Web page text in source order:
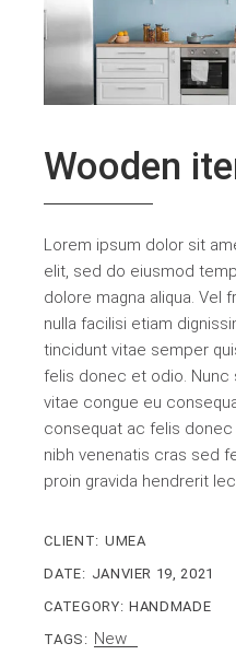
Wooden
Lorem ipsum dolor sit
elit, sed do eiusmod
dolore magna aliqua. Vel
nulla facilisi etiam
tincidunt vitae semper
felis donec et odio. Nunc
vitae congue eu
consequat ac felis
nibh venenatis cras sed
proin gravida hendrerit
CLIENT: UMEA
DATE: JANVIER 19, 2021
CATEGORY: HANDMADE
TAGS: New